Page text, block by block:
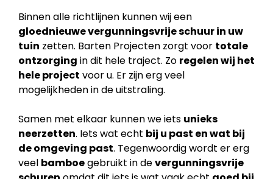
Binnen alle richtlijnen kunnen wij een
gloednieuwe vergunningsvrije schuur in uw
tuin zetten. Barten Projecten zorgt voor totale
ontzorging in dit hele traject. Zo regelen wij het
hele project voor u. Er zijn erg veel
mogelijkheden in de uitstraling.
Samen met elkaar kunnen we iets unieks
neerzetten. Iets wat echt bij u past en wat bij
deomgeving past. Tegenwoordig wordt er erg
veel bamboegebruikt in devergunningsvrije